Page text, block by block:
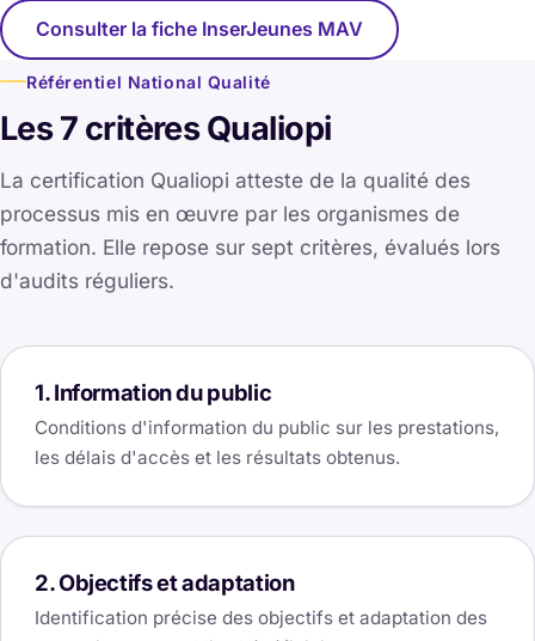
Consulter la fiche InserJeunes MAV
(nouvelle fenêtre)
Référentiel National Qualité
Les 7 critères Qualiopi
La certification Qualiopi atteste de la qualité des
processus mis en œuvre par les organismes de
formation. Elle repose sur sept critères, évalués lors
d'audits réguliers.
1. Information du public
Conditions d'information du public sur les prestations,
les délais d'accès et les résultats obtenus.
2. Objectifs et adaptation
Identification précise des objectifs et adaptation des